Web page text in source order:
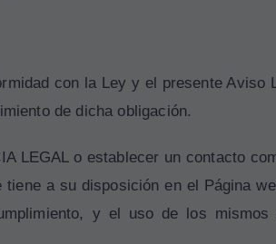
con la Ley y el presente Aviso
de dicha obligación.
LEGAL o establecer un contacto
a su disposición en el Página
y el uso de los